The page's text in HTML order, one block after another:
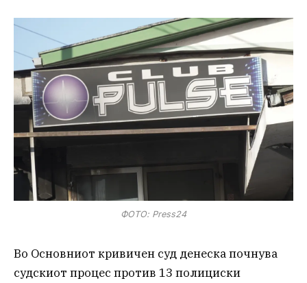
ФОТО: Press24
Во Основниот кривичен суд денеска почнува
судскиот процес против 13 полициски